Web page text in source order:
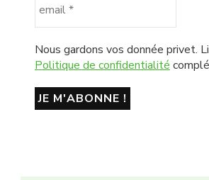
Nous gardons vos donnée privet.
Politique de confidentialité